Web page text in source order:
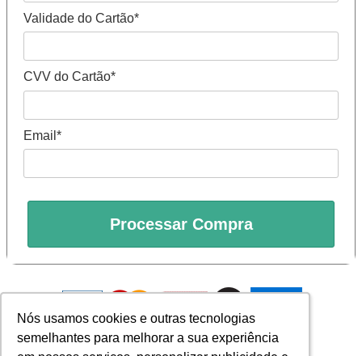
Nós usamos cookies e outras tecnologias
semelhantes para melhorar a sua experiência
Nós usamos cookies e outras tecnologias
semelhantes para melhorar a sua experiência
Validade do Cartão*
CVV do Cartão*
Email*
Processar Compra